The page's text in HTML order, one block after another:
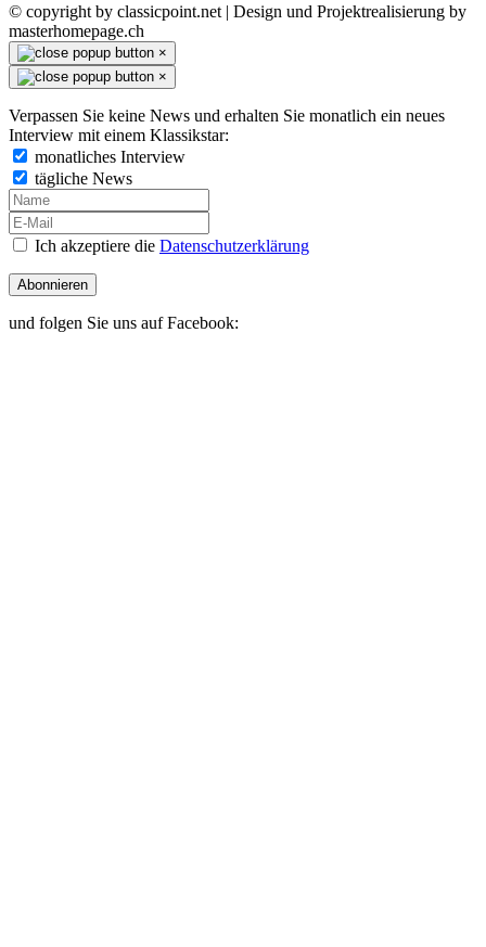
© copyright by classicpoint.net | Design und Projektrealisierung by
masterhomepage.ch
×
×
Verpassen Sie keine News und erhalten Sie monatlich ein neues
Interview mit einem Klassikstar:
monatliches Interview
tägliche News
Ich akzeptiere die Datenschutzerklärung
Abonnieren
und folgen Sie uns auf Facebook: